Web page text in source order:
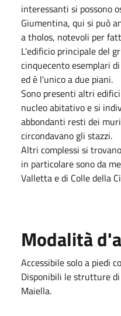
interessanti si possono
Giumentina, qui si può
a tholos, notevoli per
L'edificio principale del
cinquecento esemplari
ed è l'unico a due piani.
Sono presenti altri
nucleo abitativo e si
abbondanti resti dei
circondavano gli stazzi.
Altri complessi si
in particolare sono da
Valletta e di Colle della
Modalità
Accessibile solo a piedi
Disponibili le strutture di
Maiella.